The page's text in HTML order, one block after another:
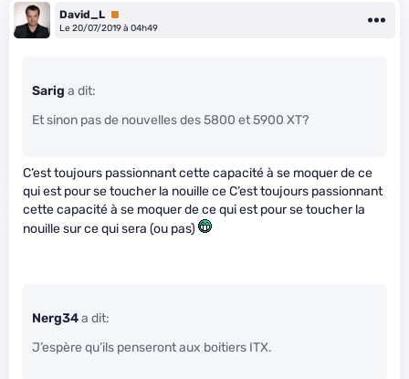
David_L Premium
Le 20/07/2019 à 04h49
Sarig a dit:
Et sinon pas de nouvelles des 5800 et 5900 XT?
C’est toujours passionnant cette capacité à se moquer de ce
qui est pour se toucher la nouille ce C’est toujours passionnant
cette capacité à se moquer de ce qui est pour se toucher la
nouille sur ce qui sera (ou pas)
Nerg34a dit:
J’espère qu’ils penseront aux boitiers ITX.